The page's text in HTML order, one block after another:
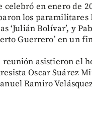
celebró en enero de
los paramilitares
‘Julián Bolívar’, y
Guerrero’ en un
asistieron el
Oscar Suárez
Ramiro